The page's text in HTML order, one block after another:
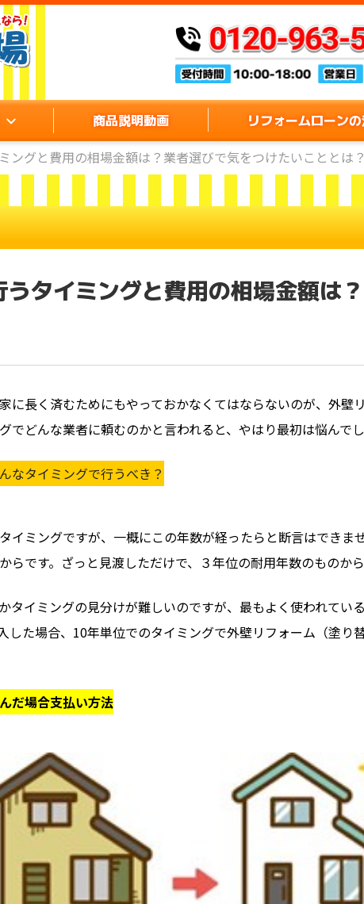
商品説明動画 リフォームローン
ングと費用の相場金額は？業者選びで気をつけたいこととは？
タイミングと費用の相場金額は
に長く済むためにもやっておかなくてはならないのが、外壁
でどんな業者に頼むのかと言われると、やはり最初は悩んで
なタイミングで行うべき？
イミングですが、一概にこの年数が経ったらと断言はできま
らです。ざっと見渡しただけで、３年位の耐用年数のものか
タイミングの見分けが難しいのですが、最もよく使われてい
した場合、10年単位でのタイミングで外壁リフォーム（塗り
だ場合支払い方法